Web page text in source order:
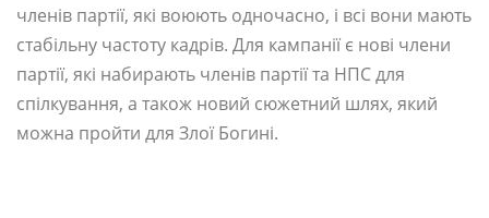
членів партії, які воюють одночасно, і всі вони мають
стабільну частоту кадрів. Для кампанії є нові члени
партії, які набирають членів партії та НПС для
спілкування, а також новий сюжетний шлях, який
можна пройти для Злої Богині.